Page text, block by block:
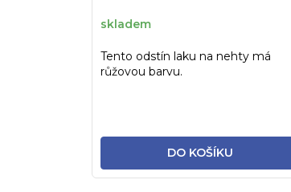
skladem
DO KOŠÍKU
Tento odstín laku na nehty má
růžovou barvu.